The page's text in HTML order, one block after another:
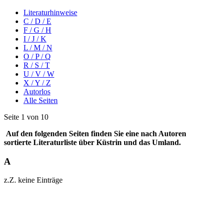
Literaturhinweise
C / D / E
F / G / H
I / J / K
L / M / N
O / P / Q
R / S / T
U / V / W
X / Y / Z
Autorlos
Alle Seiten
Seite 1 von 10
Auf den folgenden Seiten finden Sie eine nach Autoren
sortierte Literaturliste über Küstrin und das Umland.
A
z.Z. keine Einträge